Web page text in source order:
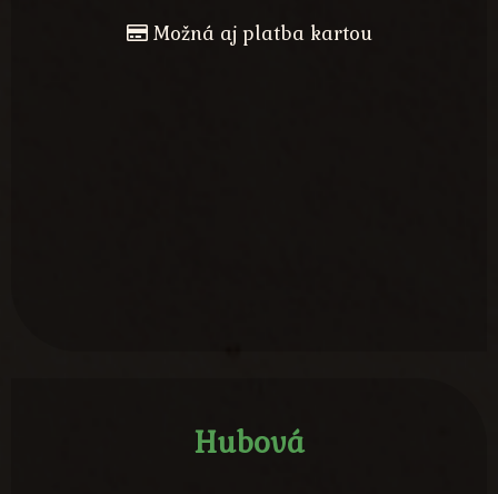
Možná aj platba kartou
Hubová